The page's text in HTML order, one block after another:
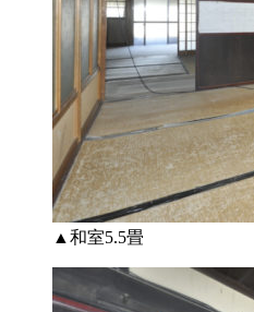
▲和室5.5畳